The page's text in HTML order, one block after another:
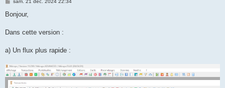
s
g
sam. 21 déc. 2024 22:34
Bonjour,
Dans cette version :
a) Un flux plus rapide :